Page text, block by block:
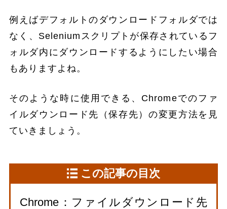
例えばデフォルトのダウンロードフォルダでは
なく、Seleniumスクリプトが保存されているフ
ォルダ内にダウンロードするようにしたい場合
もありますよね。
そのような時に使用できる、Chromeでのファ
イルダウンロード先（保存先）の変更方法を見
ていきましょう。
この記事の目次
Chrome：ファイルダウンロード先